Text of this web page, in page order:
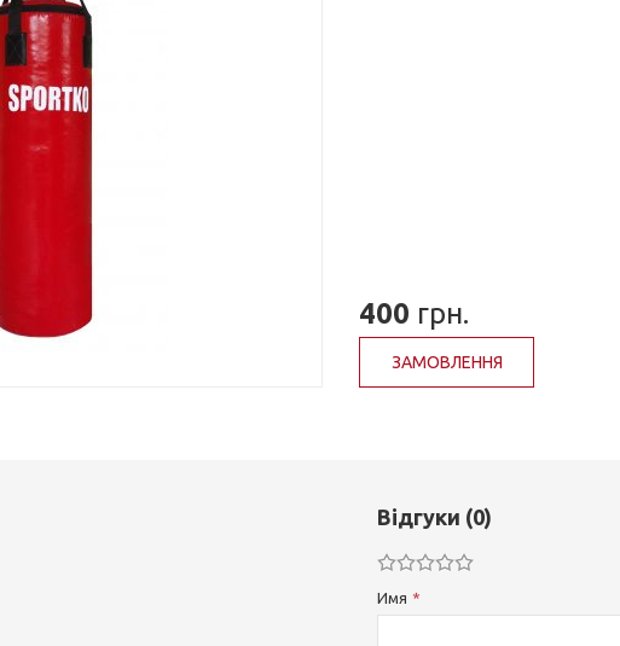
400 грн.
ЗАМОВЛЕННЯ
Відгуки (0)
Имя